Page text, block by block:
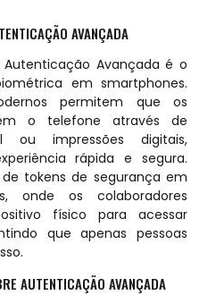
AVANÇADA
Avançada é o
em smartphones.
permitem que os
o telefone através de
ou impressões digitais,
rápida e segura.
tokens de segurança em
onde os colaboradores
físico para acessar
que apenas pessoas
AUTENTICAÇÃO AVANÇADA